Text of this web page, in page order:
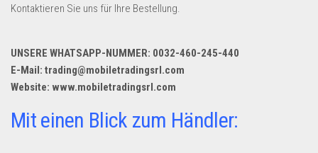
Saison & Eventprodkte
B2B Produkte
Grosshandel
Kontaktieren Sie uns für Ihre Bestellung.
UNSERE WHATSAPP-NUMMER: 0032-460-245-440
E-Mail: trading@mobiletradingsrl.com
Website: www.mobiletradingsrl.com
Mit einen Blick zum Händler: